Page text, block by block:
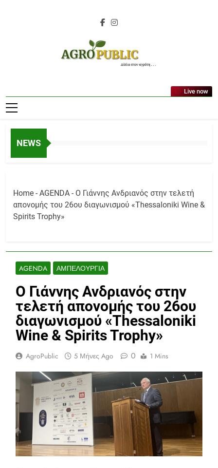
AgroPublic |
Αγροτικά Νέα,
Αμπελουργία
Live now
NEWS
Home - AGENDA - Ο Γιάννης Ανδριανός στην τελετή
απονομής του 26ου διαγωνισμού «Thessaloniki Wine &
Spirits Trophy»
AGENDA ΑΜΠΕΛΟΥΡΓΊΑ
Ο Γιάννης Ανδριανός στην
τελετή απονομής του 26ου
διαγωνισμού «Thessaloniki
Wine & Spirits Trophy»
AgroPublic 5 Μήνες Ago 0 1 Mins